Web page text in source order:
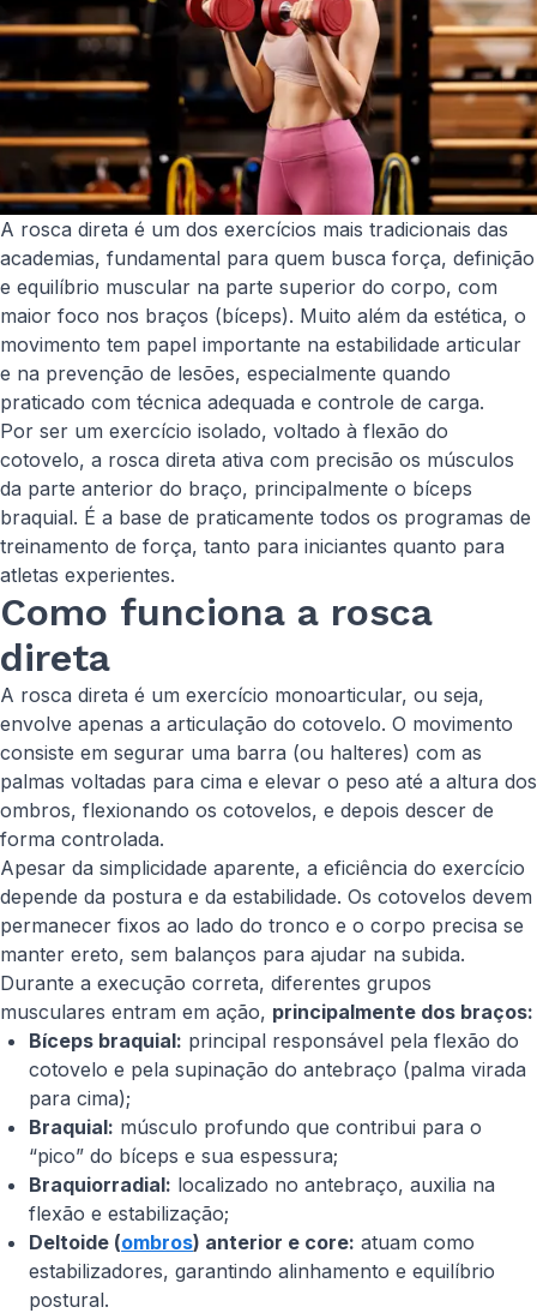
A rosca direta é um dos exercícios mais tradicionais das
academias, fundamental para quem busca força, definição
e equilíbrio muscular na parte superior do corpo, com
maior foco nos braços (bíceps). Muito além da estética, o
movimento tem papel importante na estabilidade articular
e na prevenção de lesões, especialmente quando
praticado com técnica adequada e controle de carga.
Por ser um exercício isolado, voltado à flexão do
cotovelo, a rosca direta ativa com precisão os músculos
da parte anterior do braço, principalmente o bíceps
braquial. É a base de praticamente todos os programas de
treinamento de força, tanto para iniciantes quanto para
atletas experientes.
Como funciona a rosca
direta
A rosca direta é um exercício monoarticular, ou seja,
envolve apenas a articulação do cotovelo. O movimento
consiste em segurar uma barra (ou halteres) com as
palmas voltadas para cima e elevar o peso até a altura dos
ombros, flexionando os cotovelos, e depois descer de
forma controlada.
Apesar da simplicidade aparente, a eficiência do exercício
depende da postura e da estabilidade. Os cotovelos devem
permanecer fixos ao lado do tronco e o corpo precisa se
manter ereto, sem balanços para ajudar na subida.
Durante a execução correta, diferentes grupos
musculares entram em ação, principalmente dos braços:
Bíceps braquial: principal responsável pela flexão do
cotovelo e pela supinação do antebraço (palma virada
para cima);
Braquial: músculo profundo que contribui para o
“pico” do bíceps e sua espessura;
Braquiorradial: localizado no antebraço, auxilia na
flexão e estabilização;
Deltoide (ombros) anterior e core: atuam como
estabilizadores, garantindo alinhamento e equilíbrio
postural.